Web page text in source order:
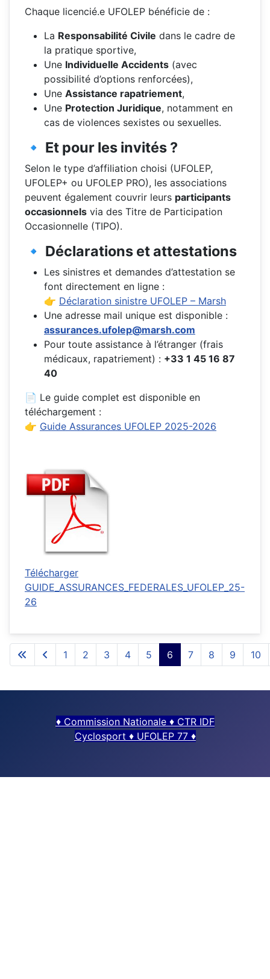
Chaque licencié.e UFOLEP bénéficie de :
La Responsabilité Civile dans le cadre de
la pratique sportive,
Une Individuelle Accidents (avec
possibilité d’options renforcées),
Une Assistance rapatriement,
Une Protection Juridique, notamment en
cas de violences sexistes ou sexuelles.
🔹 Et pour les invités ?
Selon le type d’affiliation choisi (UFOLEP,
UFOLEP+ ou UFOLEP PRO), les associations
peuvent également couvrir leurs participants
occasionnels via des Titre de Participation
Occasionnelle (TIPO).
🔹 Déclarations et attestations
Les sinistres et demandes d’attestation se
font directement en ligne :
👉 Déclaration sinistre UFOLEP – Marsh
Une adresse mail unique est disponible :
assurances.ufolep@marsh.com
Pour toute assistance à l’étranger (frais
médicaux, rapatriement) : +33 1 45 16 87
40
📄 Le guide complet est disponible en
téléchargement :
👉 Guide Assurances UFOLEP 2025-2026
Télécharger
GUIDE_ASSURANCES_FEDERALES_UFOLEP_25-
26
1 2 3 4 5 6 7 8 9 10
♦ Commission Nationale ♦ CTR IDF
Cyclosport ♦ UFOLEP 77 ♦